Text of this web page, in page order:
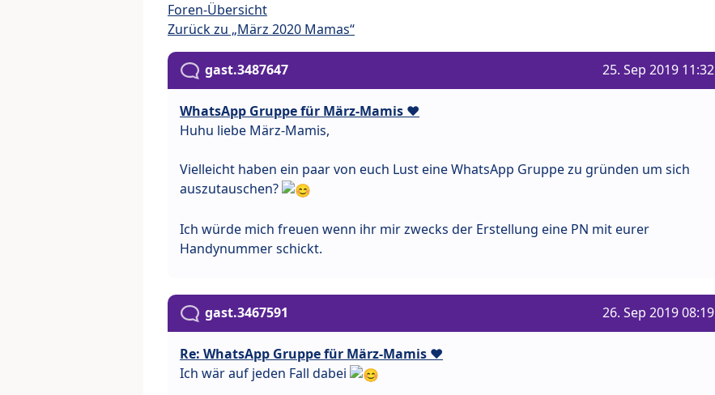
Foren-Übersicht
Zurück zu „März 2020 Mamas“
gast.3487647 25. Sep 2019 11:32
WhatsApp Gruppe für März-Mamis ❤️
Huhu liebe März-Mamis,
Vielleicht haben ein paar von euch Lust eine WhatsApp Gruppe zu gründen um sich
auszutauschen?
Ich würde mich freuen wenn ihr mir zwecks der Erstellung eine PN mit eurer
Handynummer schickt.
gast.3467591 26. Sep 2019 08:19
Re: WhatsApp Gruppe für März-Mamis ❤️
Ich wär auf jeden Fall dabei